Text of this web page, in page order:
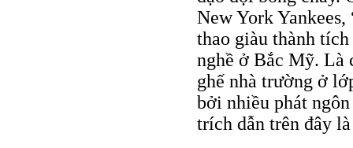
New York
thao giàu thành
nghề ở Bắc Mỹ. Là
ghế nhà trường ở
bởi nhiều phát
trích dẫn trên đây